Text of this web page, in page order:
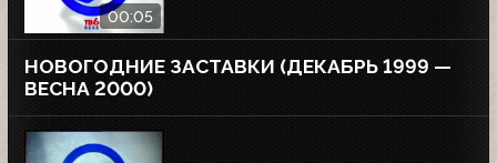
00:05
НОВОГОДНИЕ ЗАСТАВКИ (ДЕКАБРЬ 1999 —
ВЕСНА 2000)